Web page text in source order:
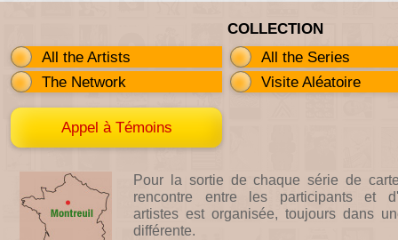
COLLECTION
All the Artists
All the Series
The Network
Visite Aléatoire
Appel à Témoins
Pour la sortie de chaque série de
rencontre entre les participants et
artistes est organisée, toujours dans
différente.